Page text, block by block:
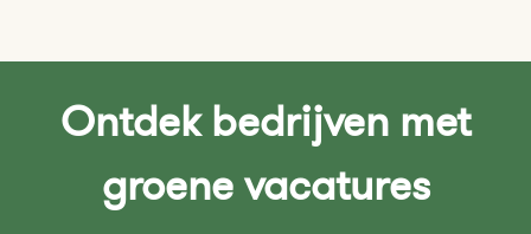
Ontdek bedrijven met
groene vacatures